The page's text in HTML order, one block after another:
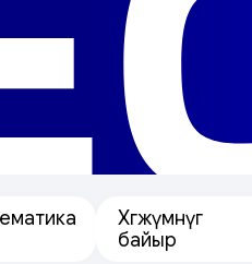
Хөгжүмнүг
байыр